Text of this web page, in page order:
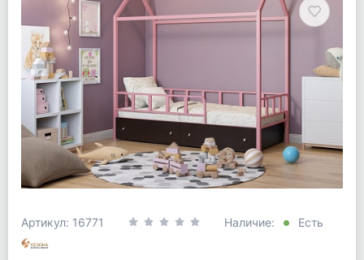
Артикул: 16771 Наличие: Есть